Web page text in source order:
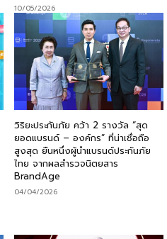
10/05/2026
วิริยะประกันภัย คว้า 2 รางวัล “สุด
ยอดแบรนด์ – องค์กร” ที่น่าเชื่อถือ
สูงสุด ยืนหนึ่งผู้นำแบรนด์ประกันภัย
ไทย จากผลสำรวจนิตยสาร
BrandAge
04/04/2026